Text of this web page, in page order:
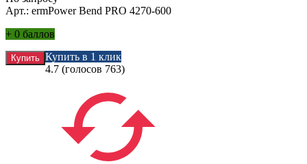
Арт.: ermPower Bend PRO 4270-600
+ 0 баллов
Купить в 1 клик
4.7 (голосов 763)